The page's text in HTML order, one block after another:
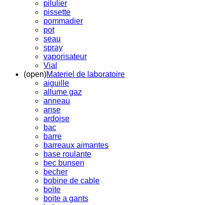
pilulier
pissette
pommadier
pot
seau
spray
vaporisateur
Vial
(open)Materiel de laboratoire
aiguille
allume gaz
anneau
anse
ardoise
bac
barre
barreaux aimantes
base roulante
bec bunsen
becher
bobine de cable
boite
boite a gants